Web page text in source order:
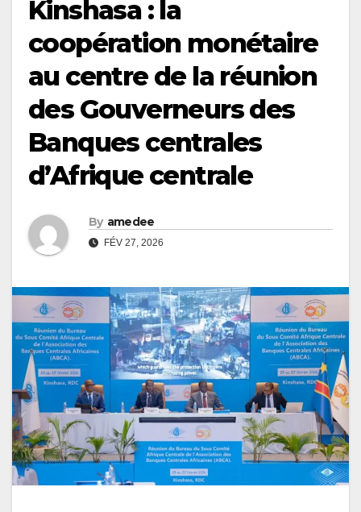
Kinshasa : la
coopération monétaire
au centre de la réunion
des Gouverneurs des
Banques centrales
d’Afrique centrale
By amedee
FÉV 27, 2026